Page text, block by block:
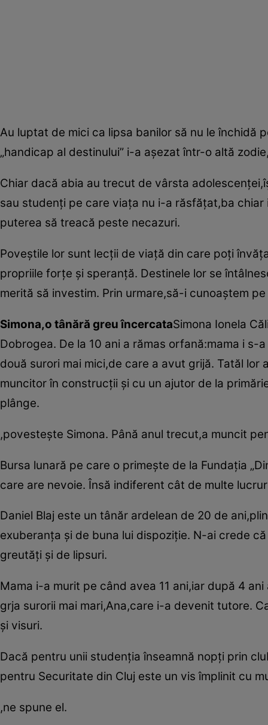
Au luptat de mici ca lipsa banilor să nu le închidă
„handicap al destinului” i-a aşezat într-o altă
Chiar dacă abia au trecut de vârsta
sau studenţi pe care viaţa nu i-a răsfăţat,ba
puterea să treacă peste necazuri.
Poveştile lor sunt lecţii de viaţă din care poţi
propriile forţe şi speranţă. Destinele lor se
merită să investim. Prin urmare,să-i cunoaştem
Simona,o tânără greu încercataSimona Ionela
Dobrogea. De la 10 ani a rămas orfană:mama i
două surori mai mici,de care a avut grijă. Tatăl
muncitor în construcţii şi cu un ajutor de la
plânge.
,povesteşte Simona. Până anul trecut,a muncit
Bursa lunară pe care o primeşte de la Fundaţia
care are nevoie. Însă indiferent cât de multe
Daniel Blaj este un tânăr ardelean de 20 de
exuberanţa şi de buna lui dispoziţie. N-ai crede
greutăţi şi de lipsuri.
Mama i-a murit pe când avea 11 ani,iar după 4
grja surorii mai mari,Ana,care i-a devenit tutore.
şi visuri.
Dacă pentru unii studenţia înseamnă nopţi prin
pentru Securitate din Cluj este un vis împlinit cu
,ne spune el.